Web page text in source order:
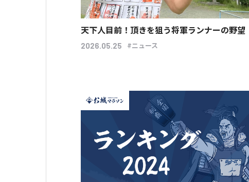
天下人目前！頂きを狙う将軍ランナーの野望
2026.05.25 #ニュース